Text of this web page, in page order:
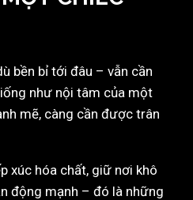
bền bỉ tới đâu – vẫn cần
như nội tâm của một
mẽ, càng cần được trân
xúc hóa chất, giữ nơi khô
động mạnh – đó là những